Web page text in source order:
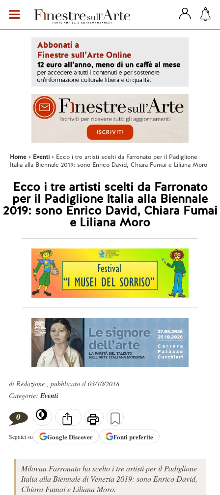
Home Eventi
Ecco i tre artisti scelti da Farronato per il Padiglione
Italia alla Biennale 2019: sono Enrico David, Chiara Fumai e Liliana Moro
Ecco i tre artisti scelti da Farronato
per il Padiglione Italia alla Biennale
2019: sono Enrico David, Chiara Fumai
e Liliana Moro
di Redazione , pubblicato il 03/10/2018
Categorie:Eventi
0
Seguici su GoogleDiscover Fonti preferite
Milovan Farronato ha scelto i tre artisti per il Padiglione
Italia alla Biennale di Venezia 2019: sono Enrico David,
Chiara Fumai e Liliana Moro.